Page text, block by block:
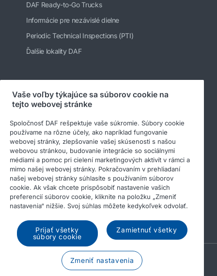
DAF Ready-to-Go Trucks
Informácie pre nezávislé dielne
Periodic Technical Inspections (PTI)
Ďalšie lokality DAF
Sledujte nás
© 2026 DAF
Právne upozornenie
Privacy statement
General conditions
Súbory cookies
A PACCAR COMPANY
DRIVEN BY QUALITY
Vaše voľby týkajúce sa súborov cookie na
tejto webovej stránke
Spoločnosť DAF rešpektuje vaše súkromie. Súbory cookie
používame na rôzne účely, ako napríklad fungovanie
webovej stránky, zlepšovanie vašej skúsenosti s našou
webovou stránkou, budovanie integrácie so sociálnymi
médiami a pomoc pri cielení marketingových aktivít v rámci a
mimo našej webovej stránky. Pokračovaním v prehliadaní
našej webovej stránky súhlasíte s používaním súborov
cookie. Ak však chcete prispôsobiť nastavenie vašich
preferencií súborov cookie, kliknite na položku „Zmeniť
nastavenia“ nižšie. Svoj súhlas môžete kedykoľvek odvolať.
Prijať všetky
súbory cookie
Zamietnuť všetky
Zmeniť nastavenia